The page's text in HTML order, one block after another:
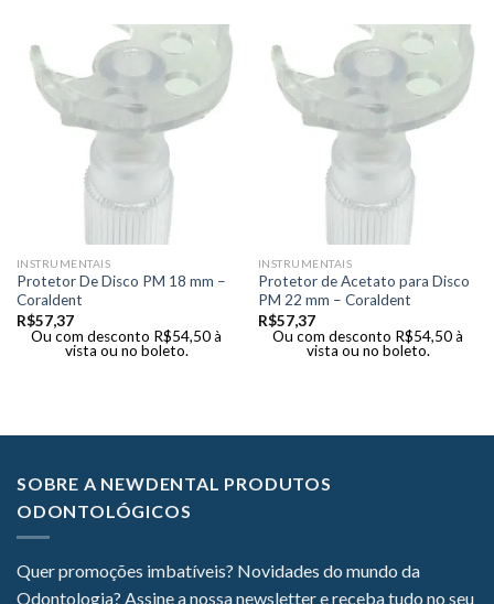
INSTRUMENTAIS
Protetor De Disco PM 18 mm –
Coraldent
R$57,37
Ou com desconto R$54,50à
vista ou no boleto.
INSTRUMENTAIS
Protetor de Acetato para Disco
PM 22 mm – Coraldent
R$57,37
Ou com desconto R$54,50à
vista ou no boleto.
SOBRE A NEWDENTAL PRODUTOS
ODONTOLÓGICOS
Quer promoções imbatíveis? Novidades do mundo da
Odontologia? Assine a nossa newsletter e receba tudo no seu